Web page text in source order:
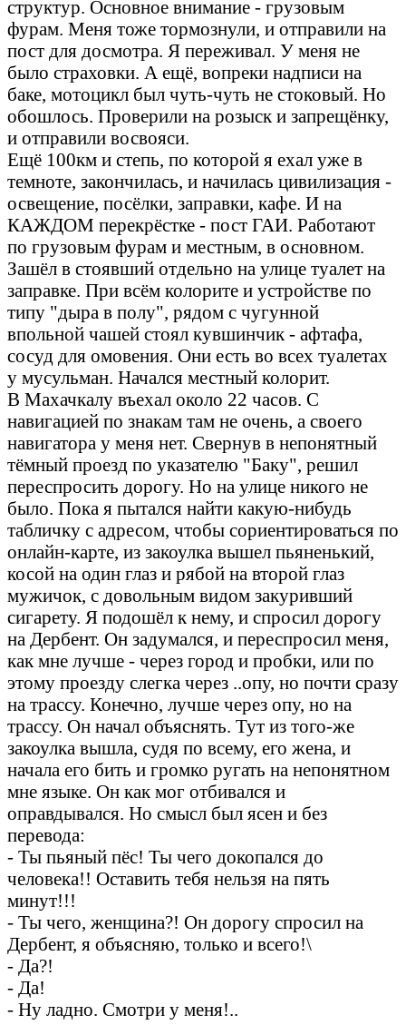
структур. Основное внимание - грузовым
фурам. Меня тоже тормознули, и отправили на
пост для досмотра. Я переживал. У меня не
было страховки. А ещё, вопреки надписи на
баке, мотоцикл был чуть-чуть не стоковый. Но
обошлось. Проверили на розыск и запрещёнку,
и отправили восвояси.
Ещё 100км и степь, по которой я ехал уже в
темноте, закончилась, и начилась цивилизация -
освещение, посёлки, заправки, кафе. И на
КАЖДОМ перекрёстке - пост ГАИ. Работают
по грузовым фурам и местным, в основном.
Зашёл в стоявший отдельно на улице туалет на
заправке. При всём колорите и устройстве по
типу "дыра в полу", рядом с чугунной
впольной чашей стоял кувшинчик - афтафа,
сосуд для омовения. Они есть во всех туалетах
у мусульман. Начался местный колорит.
В Махачкалу въехал около 22 часов. С
навигацией по знакам там не очень, а своего
навигатора у меня нет. Свернув в непонятный
тёмный проезд по указателю "Баку", решил
переспросить дорогу. Но на улице никого не
было. Пока я пытался найти какую-нибудь
табличку с адресом, чтобы сориентироваться по
онлайн-карте, из закоулка вышел пьяненький,
косой на один глаз и рябой на второй глаз
мужичок, с довольным видом закуривший
сигарету. Я подошёл к нему, и спросил дорогу
на Дербент. Он задумался, и переспросил меня,
как мне лучше - через город и пробки, или по
этому проезду слегка через ..опу, но почти сразу
на трассу. Конечно, лучше через опу, но на
трассу. Он начал объяснять. Тут из того-же
закоулка вышла, судя по всему, его жена, и
начала его бить и громко ругать на непонятном
мне языке. Он как мог отбивался и
оправдывался. Но смысл был ясен и без
перевода:
- Ты пьяный пёс! Ты чего докопался до
человека!! Оставить тебя нельзя на пять
минут!!!
- Ты чего, женщина?! Он дорогу спросил на
Дербент, я объясняю, только и всего!\
- Да?!
- Да!
- Ну ладно. Смотри у меня!..